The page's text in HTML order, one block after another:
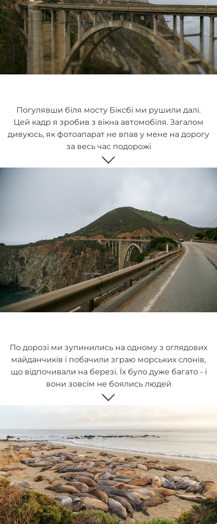
Погулявши біля мосту Біксбі ми рушили далі.
Цей кадр я зробив з вікна автомобіля. Загалом
дивуюсь, як фотоапарат не впав у мене на дорогу
за весь час подорожі
По дорозі ми зупинились на одному з оглядових
майданчиків і побачили зграю морських слонів,
що відпочивали на березі. Їх було дуже багато - і
вони зовсім не боялись людей